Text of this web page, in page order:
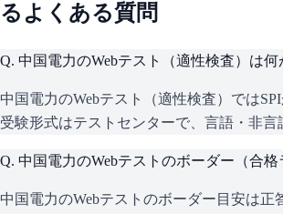
るよくある質問
Q. 中国電力のWebテスト（適性検査）は何
中国電力のWebテスト（適性検査）ではSPI
受験形式はテストセンターで、言語・非言
Q. 中国電力のWebテストのボーダー（合格
中国電力のWebテストのボーダー目安は正